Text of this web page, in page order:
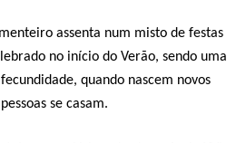
assenta num misto de festas
no início do Verão, sendo uma
quando nascem novos
se casam.